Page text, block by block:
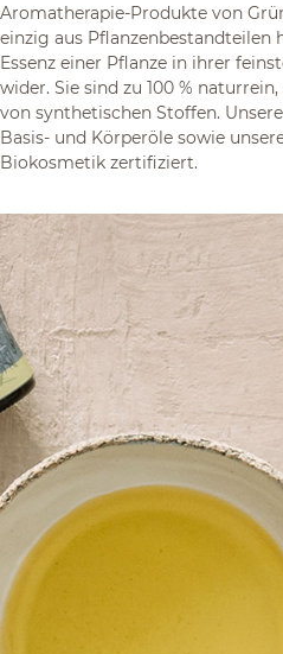
Aromatherapie-Produkte von
einzig aus Pflanzenbestandteilen
Essenz einer Pflanze in ihrer
wider. Sie sind zu 100 %
von synthetischen Stoffen.
Basis- und Körperöle sowie
Biokosmetik zertifiziert.